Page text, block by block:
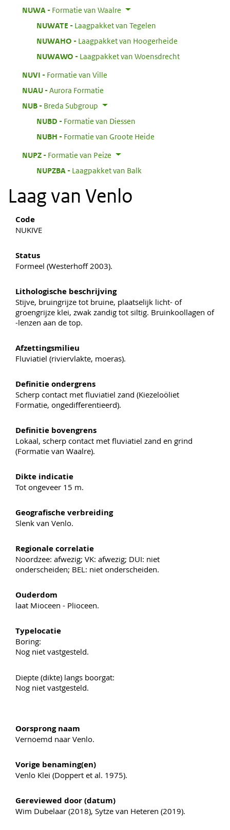
NUWA
Formatie van Waalre
NUWATE
Laagpakket van Tegelen
NUWAHO
Laagpakket van Hoogerheide
NUWAWO
Laagpakket van Woensdrecht
NUVI
Formatie van Ville
NUAU:
Aurora Formatie
NUB:
Breda Subgroup
NUBD
Formatie van Diessen
NUBH
Formatie van Groote Heide
NUPZ:
Formatie van Peize
NUPZBA
Laagpakket van Balk
Laag van Venlo
Code
NUKIVE
Status
Formeel (Westerhoff 2003).
Lithologische beschrijving
Stijve, bruingrijze tot bruine, plaatselijk licht- of
groengrijze klei, zwak zandig tot siltig. Bruinkoollagen of
-lenzen aan de top.
Afzettingsmilieu
Fluviatiel (riviervlakte, moeras).
Definitie ondergrens
Scherp contact met fluviatiel zand (Kiezeloöliet
Formatie, ongedifferentieerd).
Definitie bovengrens
Lokaal, scherp contact met fluviatiel zand en grind
(Formatie van Waalre).
Dikte indicatie
Tot ongeveer 15 m.
Geografische verbreiding
Slenk van Venlo.
Regionale correlatie
Noordzee: afwezig; VK: afwezig; DUI: niet
onderscheiden; BEL: niet onderscheiden.
Ouderdom
laat Mioceen - Plioceen.
Typelocatie
Boring:
Nog niet vastgesteld.
Diepte (dikte) langs boorgat:
Nog niet vastgesteld.
Oorsprong naam
Vernoemd naar Venlo.
Vorige benaming(en)
Venlo Klei (Doppert et al. 1975).
Gereviewed door (datum)
Wim Dubelaar (2018), Sytze van Heteren (2019).